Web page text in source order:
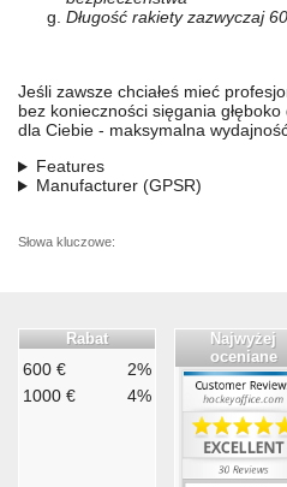
Długość rakiety zazwyczaj
Jeśli zawsze chciałeś mieć
bez konieczności sięgania
dla Ciebie - maksymalna
Features
Manufacturer (GPSR)
Słowa kluczowe:
Rabat
600 €
2%
1000 €
4%
Najwyżej
oceniane